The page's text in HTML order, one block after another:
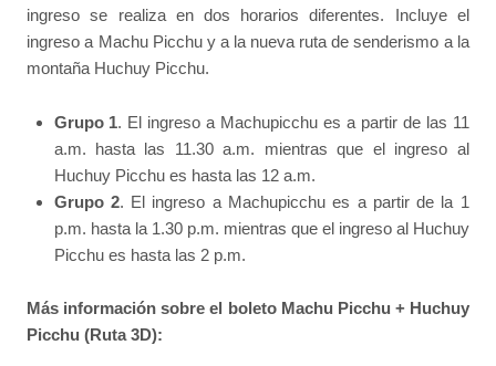
ingreso se realiza en dos horarios diferentes. Incluye el
ingreso a Machu Picchu y a la nueva ruta de senderismo a la
montaña Huchuy Picchu.
Grupo 1. El ingreso a Machupicchu es a partir de las 11
a.m. hasta las 11.30 a.m. mientras que el ingreso al
Huchuy Picchu es hasta las 12 a.m.
Grupo 2. El ingreso a Machupicchu es a partir de la 1
p.m. hasta la 1.30 p.m. mientras que el ingreso al Huchuy
Picchu es hasta las 2 p.m.
Más información sobre el boleto Machu Picchu + Huchuy
Picchu (Ruta 3D):